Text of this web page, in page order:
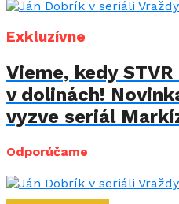
Exkluzívne
Vieme, kedy
v dolinách!
vyzve seriál
Odporúčame